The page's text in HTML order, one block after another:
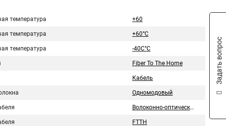
температура +60
температура +60°C
температура -40C°C
Fiber To The Home
Кабель
Одномодовый
Волоконно-оптический
FTTH
Задать вопрос